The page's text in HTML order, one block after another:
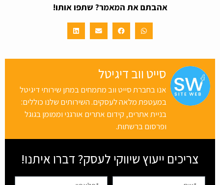
אהבתם את המאמר? שתפו אותו!
סייט ווב דיגיטל
אנו בחברת סייט ווב מתמחים במתן שירותי דיגיטל
במעטפת מלאה לעסקים. השירותים שלנו כוללים:
בניית אתרים, קידום אתרים אורגני וממומן בגוגל
ופרסום ברשתות.
צריכים ייעוץ שיווקי לעסק? דברו איתנו!